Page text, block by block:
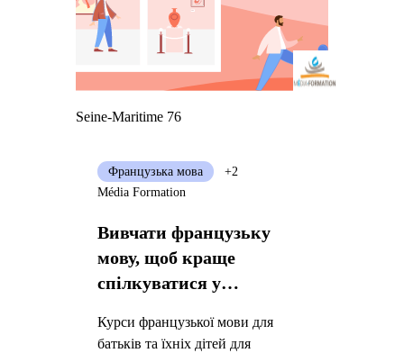
Seine-Maritime 76
Вивчати французьку
мову, щоб краще
спілкуватися у
Курси французької мови для
батьків та їхніх дітей для
Французька мова
+2
Média Formation